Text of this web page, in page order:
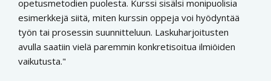
opetusmetodien puolesta. Kurssi sisälsi monipuolisia
esimerkkejä siitä, miten kurssin oppeja voi hyödyntää
työn tai prosessin suunnitteluun. Laskuharjoitusten
avulla saatiin vielä paremmin konkretisoitua ilmiöiden
vaikutusta.